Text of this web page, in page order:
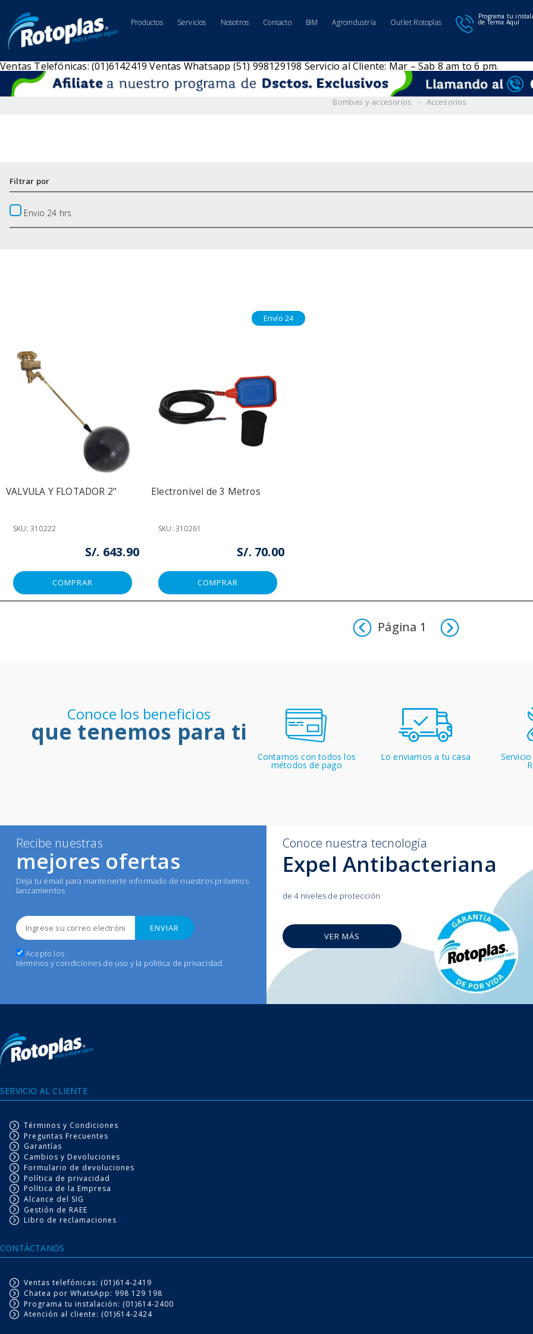
Productos Servicios Nosotros Contacto BIM Agroindustria Outlet Rotoplas
Programa tu
de Terma Aquí
Ventas Telefónicas: (01)6142419 Ventas Whatsapp (51) 998129198 Servicio al Cliente: Mar – Sab 8 am to 6 pm.
Bombas y accesorios Accesorios
Filtrar por
Envio 24 hrs
VALVULA Y FLOTADOR 2"
SKU: 310222
S/. 643.90
COMPRAR
Electronivel de 3 Metros
SKU: 310261
S/. 70.00
COMPRAR
1
Conoce los beneficios
que tenemos para ti
Contamos con todos los
métodos de pago
Lo enviamos a tu casa
Recibe nuestras
mejores ofertas
Deja tu email para mantenerte informado de nuestros próximos
lanzamientos
Acepto los
términos y condiciones de uso y la politica de privacidad.
Conoce nuestra tecnología
Expel Antibacteriana
de 4 niveles de protección
VER MÁS
SERVICIO AL CLIENTE
Términos y Condiciones
Preguntas Frecuentes
Garantías
Cambios y Devoluciones
Formulario de devoluciones
Política de privacidad
Política de la Empresa
Alcance del SIG
Gestión de RAEE
Libro de reclamaciones
CONTÁCTANOS
Ventas telefónicas: (01)614-2419
Chatea por WhatsApp: 998 129 198
Programa tu instalación: (01)614-2400
Atención al cliente: (01)614-2424